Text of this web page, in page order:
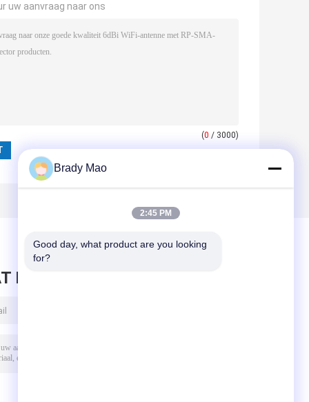
uw aanvraag naar ons
(0 / 3000)
BERICHT ACHTER
Brady Mao
2:45 PM
Good day, what product are you looking
for?